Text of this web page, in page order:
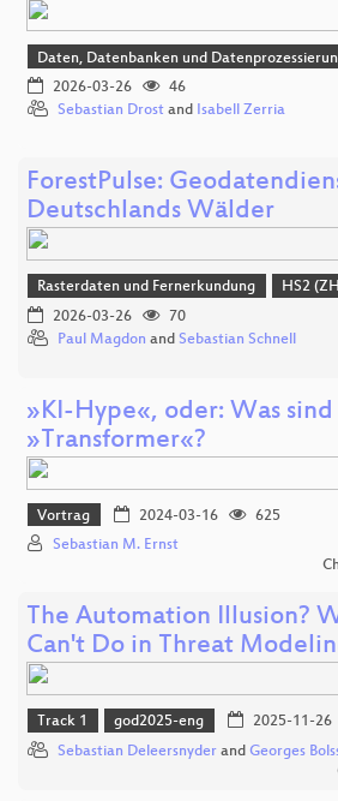
Daten, Datenbanken und
2026-03-26
46
Sebastian Drost and Isabell Zerria
ForestPulse:
Deutschlands Wälder
Rasterdaten und Fernerkundung
HS2
2026-03-26
70
Paul Magdon and Sebastian Schnell
»KI-Hype«, oder: Was
»Transformer«?
Vortrag 2024-03-16
625
Sebastian M. Ernst
The Automation Illusion?
Can't Do in Threat
Track 1 god2025-eng 2025-11-26
Sebastian Deleersnyder and Georges